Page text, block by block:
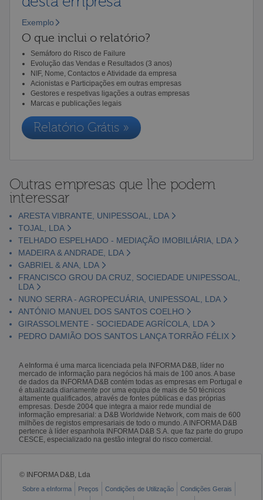
Exemplo
O que inclui o relatório?
Semáforo do Risco de Failure
Evolução das Vendas e Resultados (3 anos)
NIF, Nome, Contactos e Atividade da empresa
Acionistas e Participações em outras empresas
Gestores e respetivas ligações a outras empresas
Marcas e publicações legais
Relatório Grátis »
Outras empresas que lhe podem
interessar
ARESTA VIBRANTE, UNIPESSOAL, LDA
TOJAL, LDA
TELHADO ESPELHADO - MEDIAÇÃO IMOBILIÁRIA, LDA
MADEIRA & ANDRADE, LDA
GABRIEL & ANA, LDA
FRANCISCO GROU DA CRUZ, SOCIEDADE UNIPESSOAL,
LDA
NUNO SERRA - AGROPECUÁRIA, UNIPESSOAL, LDA
ANTÓNIO MANUEL DOS SANTOS COELHO
GIRASSOLMENTE - SOCIEDADE AGRÍCOLA, LDA
PEDRO DAMIÃO DOS SANTOS LANÇA TORRÃO FÉLIX
A eInforma é uma marca licenciada pela INFORMA D&B, líder no
mercado de informação para negócios há mais de 100 anos. A base
de dados da INFORMA D&B contém todas as empresas em Portugal e
é atualizada diariamente por uma equipa de mais de 50 técnicos
altamente qualificados, através de fontes públicas e das próprias
empresas. Desde 2004 que integra a maior rede mundial de
informação empresarial: a D&B Worldwide Network, com mais de 600
milhões de registos empresariais de todo o mundo. A INFORMA D&B
pertence à líder espanhola INFORMA D&B S.A. que faz parte do grupo
CESCE, especializado na gestão integral do risco comercial.
© INFORMA D&B, Lda
Sobre a eInforma Preços Condições de Utilização
Condições Gerais